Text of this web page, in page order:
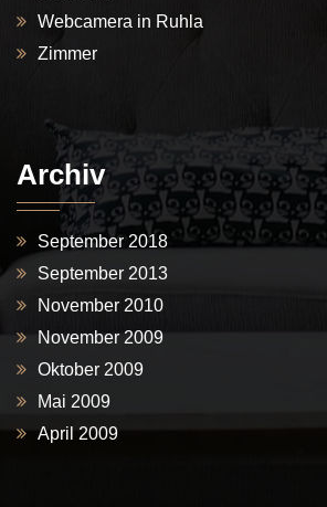
Webcamera in Ruhla
Zimmer
Archiv
September 2018
September 2013
November 2010
November 2009
Oktober 2009
Mai 2009
April 2009